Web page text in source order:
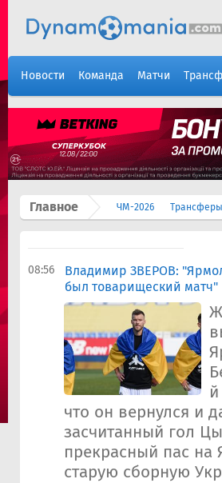
Новости Команда Матчи
Главное ЧМ-2026 Трансферы
08:56
Владимир ЗВЕРОВ:
был товарищеский матч"
что он вернулся и
засчитанный гол
прекрасный пас на
старую сборную